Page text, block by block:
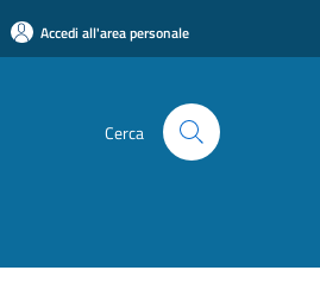
Accedi all'area personale
Cerca